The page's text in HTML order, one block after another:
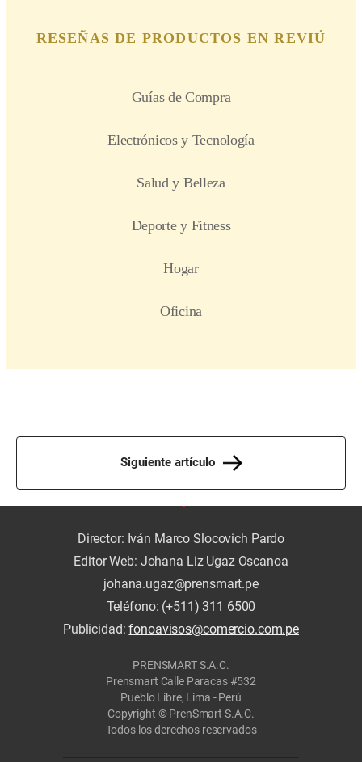
Siguiente artículo
Director: Iván Marco Slocovich Pardo
Editor Web: Johana Liz Ugaz Oscanoa
johana.ugaz@prensmart.pe
Teléfono: (+511) 311 6500
Publicidad:fonoavisos@comercio.com.pe
PRENSMART S.A.C.
Prensmart Calle Paracas #532
Pueblo Libre, Lima - Perú
Copyright © PrenSmart S.A.C.
Todos los derechos reservados